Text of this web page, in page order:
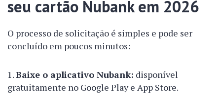
seu cartão Nubank em 2026
O processo de solicitação é simples e pode ser
concluído em poucos minutos:
Baixe o aplicativo Nubank: disponível
gratuitamente no Google Play e App Store.